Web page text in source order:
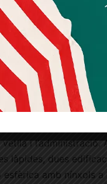
Bladé
de Marcos Olives i
Antoni
pels prohoms del barri.
i
làpides, dues
amb nínxols a
Quan l’usuari crea un
consentiment
informatives
consentiment pot
mitjançant l’enllaç